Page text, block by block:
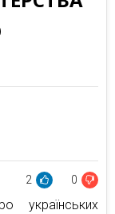
2 0
українських